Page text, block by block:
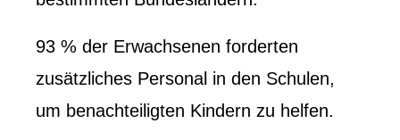
93 % der Erwachsenen forderten
zusätzliches Personal in den Schulen,
um benachteiligten Kindern zu helfen.